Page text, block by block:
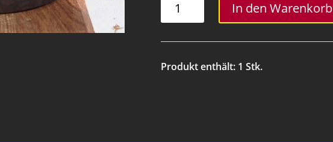
Menge
In den Warenkorb
Produkt enthält: 1 Stk.